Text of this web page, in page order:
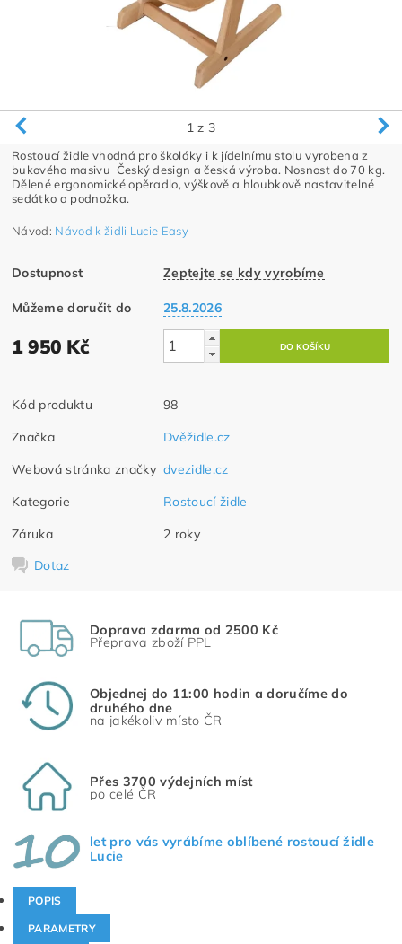
1 z 3
Rostoucí židle vhodná pro školáky i k jídelnímu stolu vyrobena z
bukového masivu Český design a česká výroba. Nosnost do 70 kg.
Dělené ergonomické opěradlo, výškově a hloubkově nastavitelné
sedátko a podnožka.
Návod: Návod k židli Lucie Easy
Dostupnost Zeptejte se kdy vyrobíme
Můžeme doručit do 25.8.2026
1 950 Kč
Kód produktu
98
Značka
Dvěžidle.cz
Webová stránka značky dvezidle.cz
Kategorie
Rostoucí židle
Záruka
2 roky
Dotaz
Doprava zdarma od 2500 Kč
Přeprava zboží PPL
Objednej do 11:00 hodin a doručíme do
druhého dne
na jakékoliv místo ČR
Přes 3700 výdejních míst
po celé ČR
let pro vás vyrábíme oblíbené rostoucí židle
Lucie
POPIS
PARAMETRY